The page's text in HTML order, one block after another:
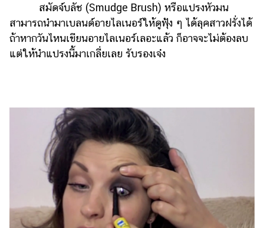
สมัดจ์บลัช (Smudge Brush) หรือแปรงหัวมน
สามารถนำมาเบลนด์อายไลเนอร์ให้ดูฟุ้ง ๆ ได้ลุคสาวฝรั่งได้
ถ้าหากวันไหนเขียนอายไลเนอร์เลอะแล้ว ก็อาจจะไม่ต้องลบ
แต่ให้นำแปรงนี้มาเกลี่ยเลย รับรองเจ๋ง